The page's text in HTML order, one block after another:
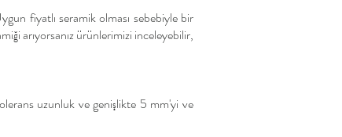
un fiyatlı seramikolması sebebiyle bir
arıyorsanız ürünlerimizi inceleyebilir,
uzunluk ve genişlikte 5 mm'yi ve